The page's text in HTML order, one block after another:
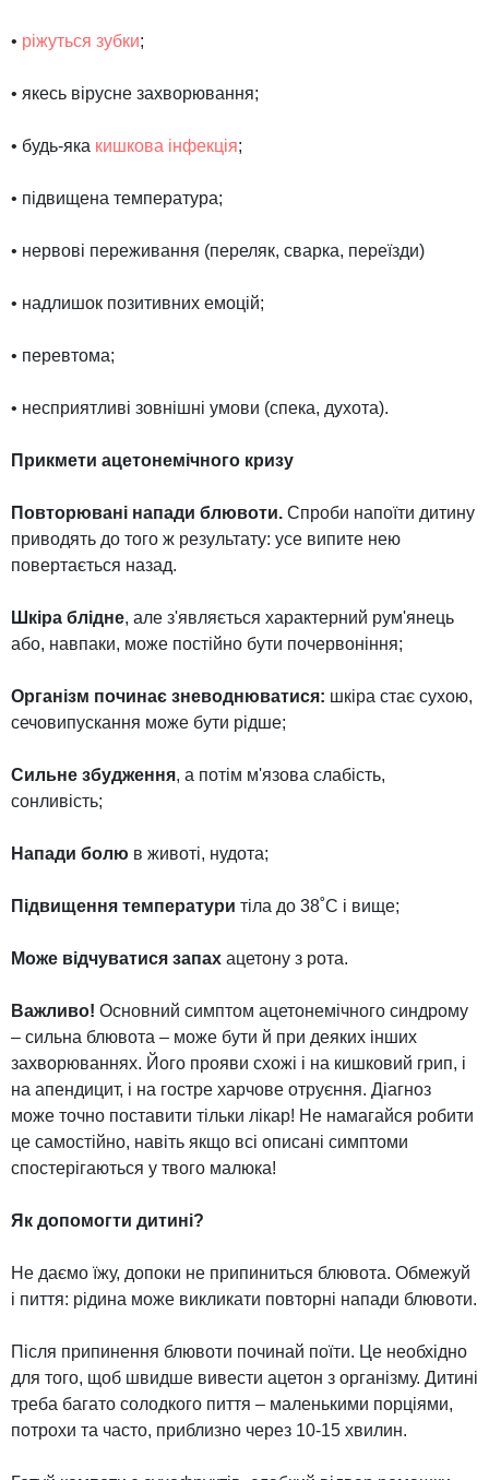
• ріжуться зубки;
• якесь вірусне захворювання;
• будь-яка кишкова інфекція;
• підвищена температура;
• нервові переживання (переляк, сварка, переїзди)
• надлишок позитивних емоцій;
• перевтома;
• несприятливі зовнішні умови (спека, духота).
Прикмети ацетонемічного кризу
Повторювані напади блювоти. Спроби напоїти дитину
приводять до того ж результату: усе випите нею
повертається назад.
Шкіра блідне, але з'являється характерний рум'янець
або, навпаки, може постійно бути почервоніння;
Організм починає зневоднюватися: шкіра стає сухою,
сечовипускання може бути рідше;
Сильне збудження, а потім м'язова слабість,
сонливість;
Напади болю в животі, нудота;
Підвищення температури тіла до 38˚С і вище;
Може відчуватися запах ацетону з рота.
Важливо! Основний симптом ацетонемічного синдрому
– сильна блювота – може бути й при деяких інших
захворюваннях. Його прояви схожі і на кишковий грип, і
на апендицит, і на гостре харчове отруєння. Діагноз
може точно поставити тільки лікар! Не намагайся робити
це самостійно, навіть якщо всі описані симптоми
спостерігаються у твого малюка!
Як допомогти дитині?
Не даємо їжу, допоки не припиниться блювота. Обмежуй
і пиття: рідина може викликати повторні напади блювоти.
Після припинення блювоти починай поїти. Це необхідно
для того, щоб швидше вивести ацетон з організму. Дитині
треба багато солодкого пиття – маленькими порціями,
потрохи та часто, приблизно через 10-15 хвилин.